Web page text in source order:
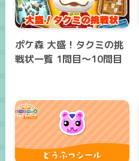
ポケ森 大盛！タクミの挑
戦状一覧 1問目～10問目